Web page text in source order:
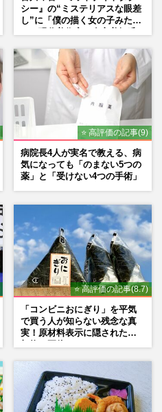
シー』の“ミステリアスな眼差
し”に「僕の描く女の子みた
⭐ 高評価の記事(9)
病院長4人が実名で教える、病
気になっても「のまない5つの
薬」と「受けない4つの手術」
⭐ 高評価の記事(8.7)
「コンビニおにぎり」を平気
で買う人が知らない残念な真
実！原材料表示に隠された添